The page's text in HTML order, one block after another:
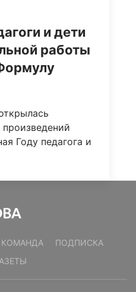
и дети
работы
Году педагога и
ПОДПИСКА